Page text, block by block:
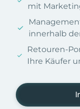
mit
innerhalb
Retouren-
Ihre Käufer